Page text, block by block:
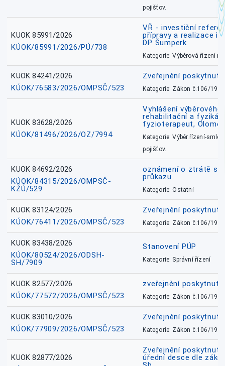
pojišťov.
KUOK 85991/2026
KÚOK/85991/2026/PÚ/738
VŘ - investiční
přípravy a realizace
DP Šumperk
Kategorie: Výběrová řízení
KUOK 84241/2026
KÚOK/76583/2026/OMPSČ/523
Zveřejnění
Kategorie: Zákon č.106/1999
KUOK 83628/2026
KÚOK/81496/2026/OZ/7994
Vyhlášení
rehabilitační a
fyzioterapeut,
Kategorie: Výběr.řízení-
pojišťov.
KUOK 84692/2026
KÚOK/84315/2026/OMPSČ-
KŽÚ/529
oznámení o ztrátě
průkazu
Kategorie: Ostatní
KUOK 83124/2026
KÚOK/76411/2026/OMPSČ/523
Zveřejnění
Kategorie: Zákon č.106/1999
KUOK 83438/2026
KÚOK/80524/2026/ODSH-
SH/7909
Stanovení PÚP
Kategorie: Správní řízení
KUOK 82577/2026
KÚOK/77572/2026/OMPSČ/523
zveřejnění
Kategorie: Zákon č.106/1999
KUOK 83010/2026
KÚOK/77909/2026/OMPSČ/523
Zveřejnění
Kategorie: Zákon č.106/1999
KUOK 82877/2026
Zveřejnění
úřední desce dle